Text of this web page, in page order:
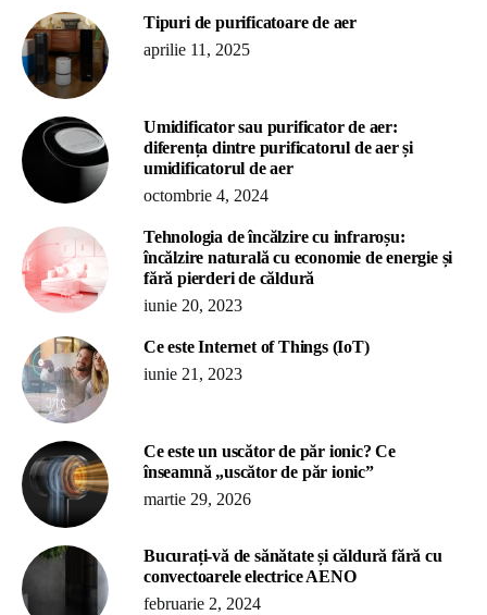
Tipuri de purificatoare de aer
aprilie 11, 2025
Umidificator sau purificator de aer:
diferența dintre purificatorul de aer și
umidificatorul de aer
octombrie 4, 2024
Tehnologia de încălzire cu infraroșu:
încălzire naturală cu economie de energie și
fără pierderi de căldură
iunie 20, 2023
Ce este Internet of Things (IoT)
iunie 21, 2023
Ce este un uscător de păr ionic? Ce
înseamnă „uscător de păr ionic”
martie 29, 2026
Bucurați-vă de sănătate și căldură fără cu
convectoarele electrice AENO
februarie 2, 2024